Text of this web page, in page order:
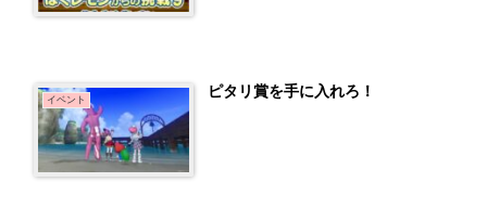
イベント ピタリ賞を手に入れろ！